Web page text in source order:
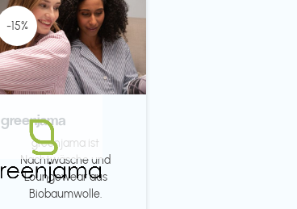
-15%
greenjama
greenjama ist
Nachtwäsche und
Loungewear aus
Biobaumwolle.